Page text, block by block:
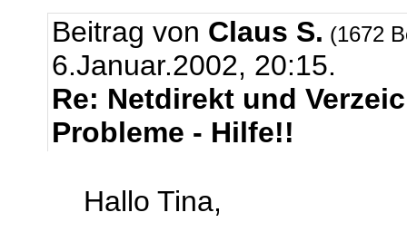
Beitrag von Claus S. (1672
6.Januar.2002, 20:15.
Re: Netdirekt und
Probleme - Hilfe!!
Hallo Tina,